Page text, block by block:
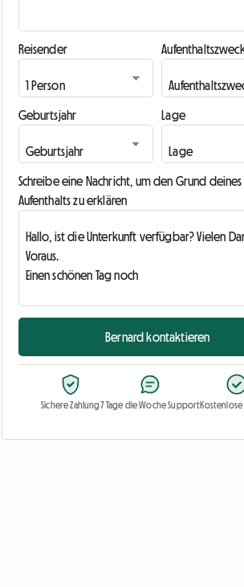
Reisender
Geburtsjahr Lage
Schreibe eine Nachricht, um den Grund deines
Aufenthalts zu erklären
Bernard kontaktieren
Sichere Zahlung7 Tage die Woche SupportKostenlose